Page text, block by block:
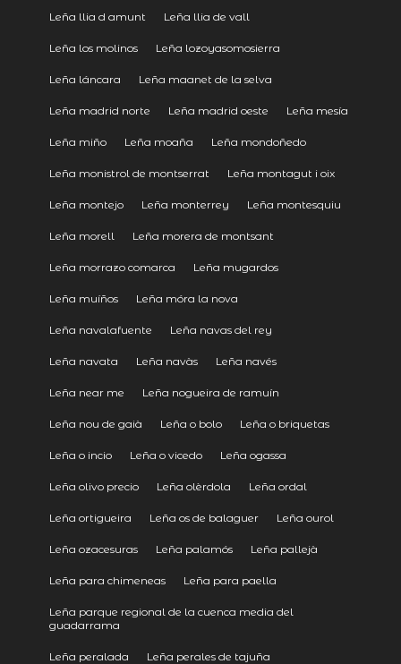
Leña llia d amunt Leña llia de vall
Leña los molinos Leña lozoyasomosierra
Leña láncara Leña maanet de la selva
Leña madrid norte Leña madrid oeste Leña mesía
Leña miño Leña moaña Leña mondoñedo
Leña monistrol de montserrat Leña montagut i oix
Leña montejo Leña monterrey Leña montesquiu
Leña morell Leña morera de montsant
Leña morrazo comarca Leña mugardos
Leña muíños Leña móra la nova
Leña navalafuente Leña navas del rey
Leña navata Leña navàs Leña navés
Leña near me Leña nogueira de ramuín
Leña nou de gaià Leña o bolo Leña o briquetas
Leña o incio Leña o vicedo Leña ogassa
Leña olivo precio Leña olèrdola Leña ordal
Leña ortigueira Leña os de balaguer Leña ourol
Leña ozacesuras Leña palamós Leña pallejà
Leña para chimeneas Leña para paella
Leña parque regional de la cuenca media del
guadarrama
Leña peralada Leña perales de tajuña